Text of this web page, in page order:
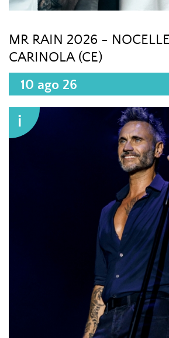
MR RAIN 2026 -
CARINOLA (CE)
10 ago 26
i